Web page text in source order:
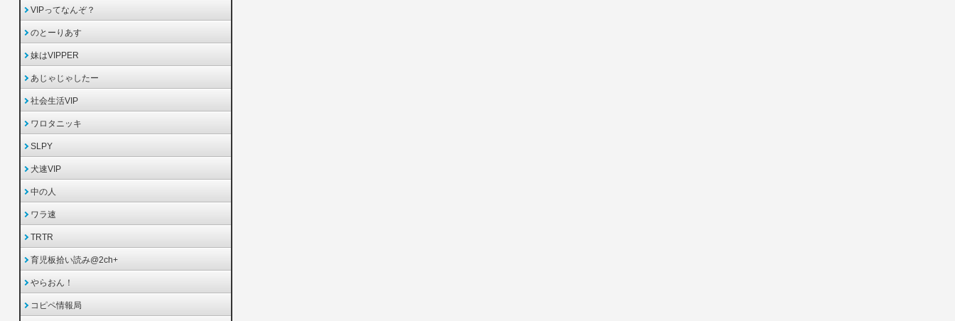
VIPってなんぞ？
のとーりあす
妹はVIPPER
あじゃじゃしたー
社会生活VIP
ワロタニッキ
SLPY
犬速VIP
中の人
ワラ速
TRTR
育児板拾い読み@2ch+
やらおん！
コピペ情報局